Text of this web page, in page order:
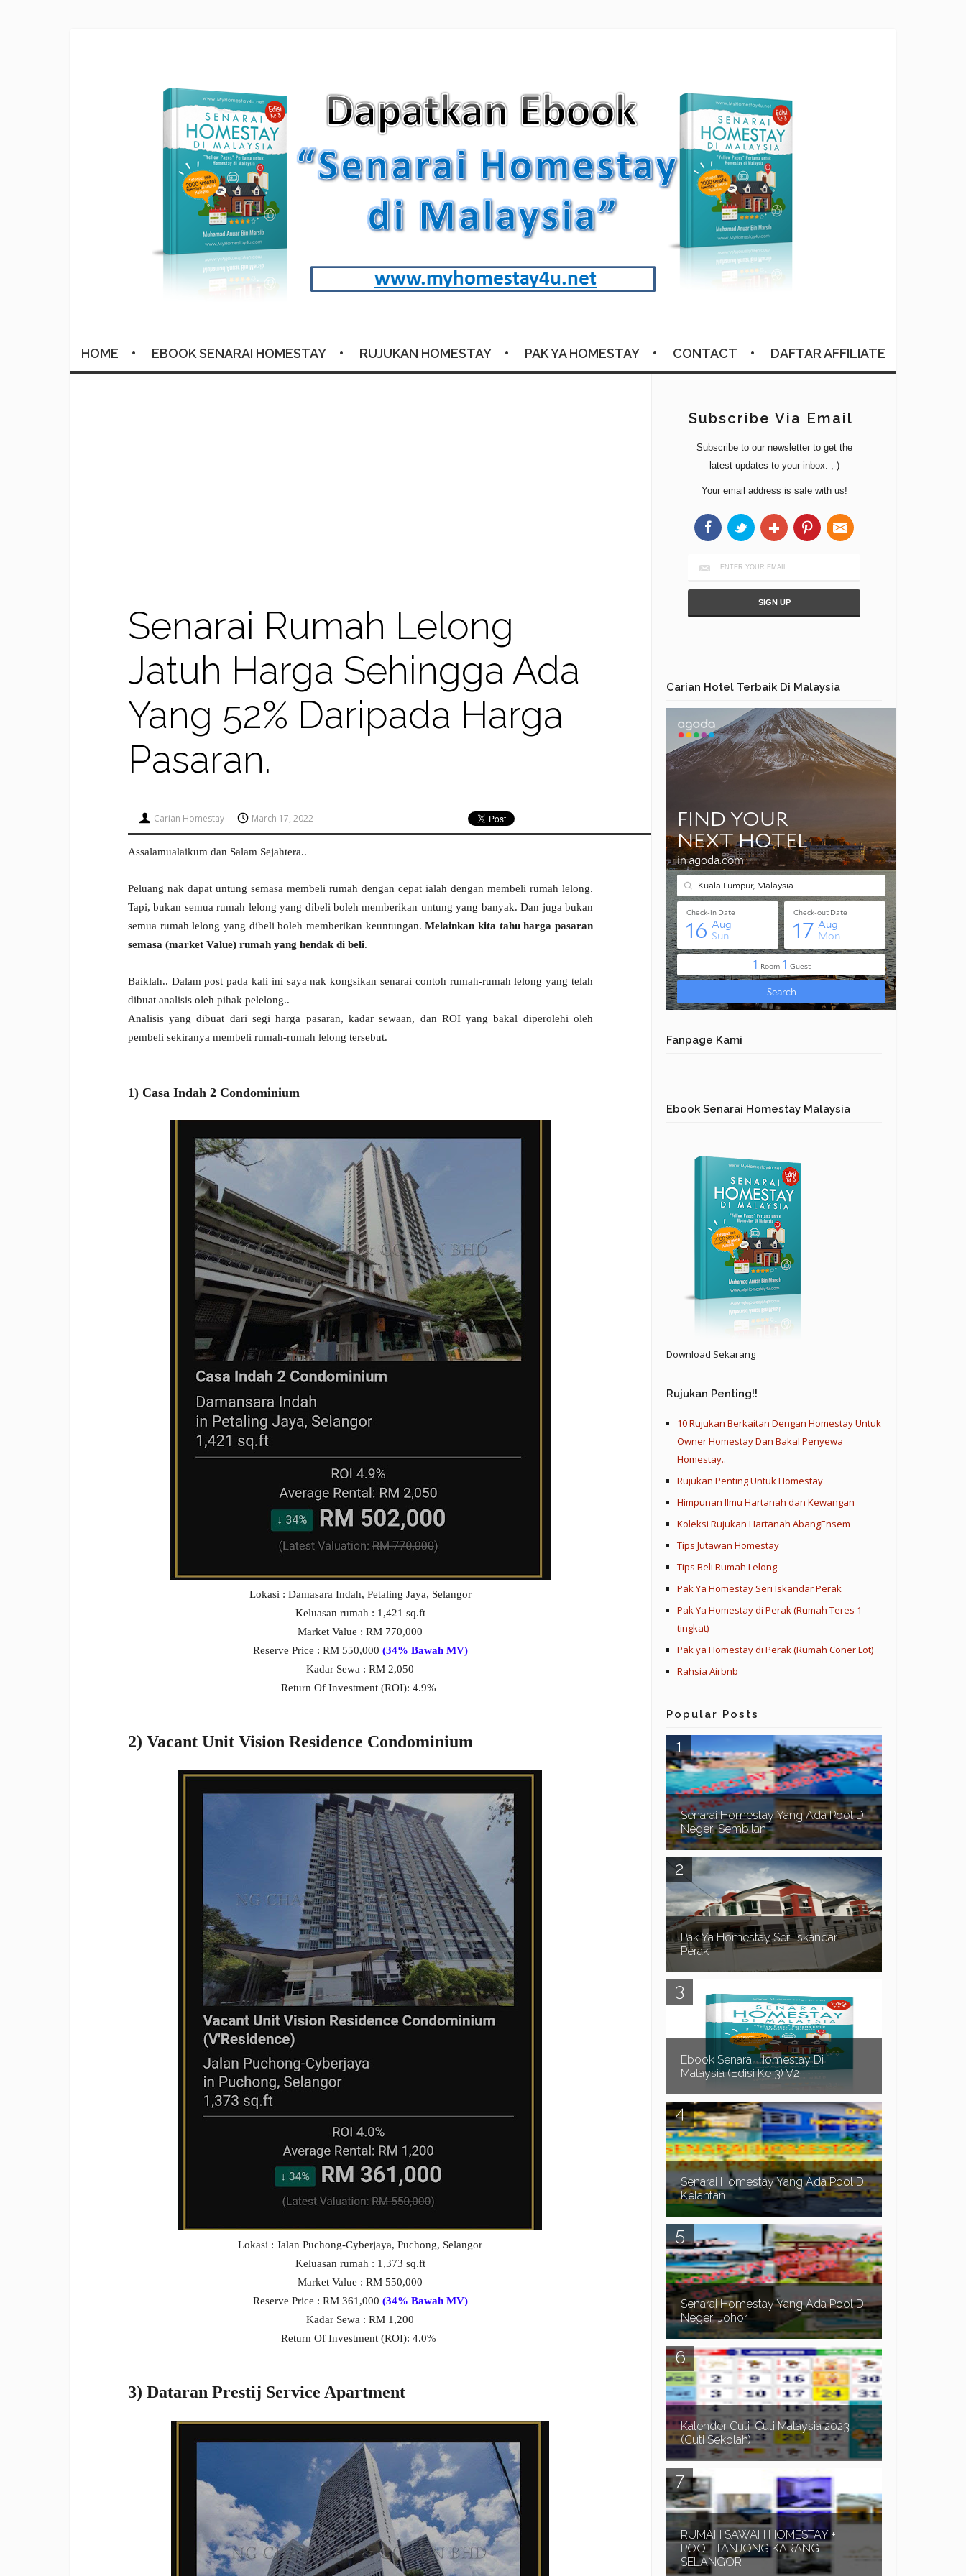
HOME EBOOK SENARAI HOMESTAY RUJUKAN HOMESTAY PAK YA HOMESTAY CONTACT DAFTAR AFFILIATE
Senarai Rumah Lelong
Jatuh Harga Sehingga Ada
Yang 52% Daripada Harga
Pasaran.
Carian Homestay March 17, 2022
Assalamualaikum dan Salam Sejahtera..
Peluang nak dapat untung semasa membeli rumah dengan cepat ialah dengan membeli rumah lelong.
Tapi, bukan semua rumah lelong yang dibeli boleh memberikan untung yang banyak. Dan juga bukan
semua rumah lelong yang dibeli boleh memberikan keuntungan.Melainkan kita tahu harga pasaran
semasa (market Value) rumah yang hendak di beli.
Baiklah.. Dalam post pada kali ini saya nak kongsikan senarai contoh rumah-rumah lelong yang telah
dibuat analisis oleh pihak pelelong..
Analisis yang dibuat dari segi harga pasaran, kadar sewaan, dan ROI yang bakal diperolehi oleh
pembeli sekiranya membeli rumah-rumah lelong tersebut.
1) Casa Indah 2 Condominium
Lokasi : Damasara Indah, Petaling Jaya, Selangor
Keluasan rumah : 1,421 sq.ft
Market Value : RM 770,000
Reserve Price : RM 550,000 (34% Bawah MV)
Kadar Sewa : RM 2,050
Return Of Investment (ROI): 4.9%
2) Vacant Unit Vision Residence Condominium
Lokasi : Jalan Puchong-Cyberjaya, Puchong, Selangor
Keluasan rumah : 1,373 sq.ft
Market Value : RM 550,000
Reserve Price : RM 361,000 (34% Bawah MV)
Kadar Sewa : RM 1,200
Return Of Investment (ROI): 4.0%
3) Dataran Prestij Service Apartment
Subscribe Via Email
Subscribe to our newsletter to get the
latest updates to your inbox. ;-)
Your email address is safe with us!
Carian Hotel Terbaik Di Malaysia
Fanpage Kami
Ebook Senarai Homestay Malaysia
Download Sekarang
Rujukan Penting!!
10 Rujukan Berkaitan Dengan Homestay Untuk
Owner Homestay Dan Bakal Penyewa
Homestay..
Rujukan Penting Untuk Homestay
Himpunan Ilmu Hartanah dan Kewangan
Koleksi Rujukan Hartanah AbangEnsem
Tips Jutawan Homestay
Tips Beli Rumah Lelong
Pak Ya Homestay Seri Iskandar Perak
Pak Ya Homestay di Perak (Rumah Teres 1
tingkat)
Pak ya Homestay di Perak (Rumah Coner Lot)
Rahsia Airbnb
Popular Posts
Senarai Homestay Yang Ada Pool Di
Negeri Sembilan
Assalamualaikum dan Salam Sejahtera. Pada
kali ini kita teruskan lagi dengan senarai homestay
yang ada swimming pool di sekitar Negeri Sem...
Pak Ya Homestay Seri Iskandar
Perak
Pak Ya Homestay di Seri Iskandar Perak
merupakan sebuah Homestay 2 tingkat lot tepi,
mempunyai 4 bilik dan 3 bilik air. Homestay yang
Ebook Senarai Homestay Di
Malaysia (Edisi Ke 3) V2
Dah Penat Mencari Homestay?? Biar saya bantu
anda mendapatkan Homestay yang anda
perlukan.. Adakah anda menghadapi masalah
seperti b...
Senarai Homestay Yang Ada Pool Di
Kelantan
Assalamualaikum dan Salam Sejahtera. Waktu
musim cuti sekolah biasanya ramai orang
mencari Homestay di Pantai Timur. Terutamanya
di negeri...
Senarai Homestay Yang Ada Pool Di
Negeri Johor
Assalamualaikum dan Salam Sejahtera. Dalam
post sebelum ni kita telah pergi ke pantai Timur,
Senarai Homestay Yang Ada Pool Di Terengganu ...
Kalender Cuti-Cuti Malaysia 2023
(Cuti Sekolah)
Kalender Cuti-Cuti Malaysia 2023 (cuti sekolah)
untuk rujukan seluruh rakyat Malaysia.
Terutamanya bagi mereka yang sedang
merancang percuti...
RUMAH SAWAH HOMESTAY +
POOL TANJONG KARANG
SELANGOR